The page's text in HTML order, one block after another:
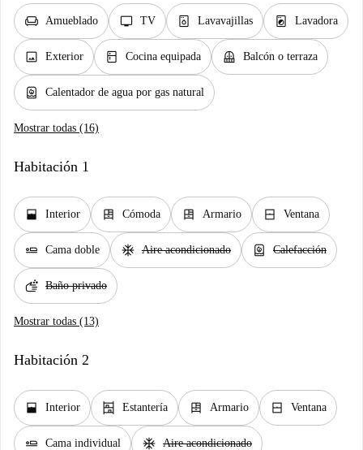
chair Amueblado tv TV dishwasher_gen Lavavajillas local_laundry_service Lavadora
image Exterior kitchen Cocina equipada balcony Balcón o terraza
water_heater Calentador de agua por gas natural
Mostrar todas (16)
Habitación 1
window_open Interior dresser Cómoda dresser Armario window_closed Ventana
airline_seat_flat Cama doble ac_unit Aire acondicionado water_heater Calefacción
soap Baño privado
Mostrar todas (13)
Habitación 2
window_open Interior shelves Estantería dresser Armario window_closed Ventana
airline_seat_flat Cama individual ac_unit Aire acondicionado